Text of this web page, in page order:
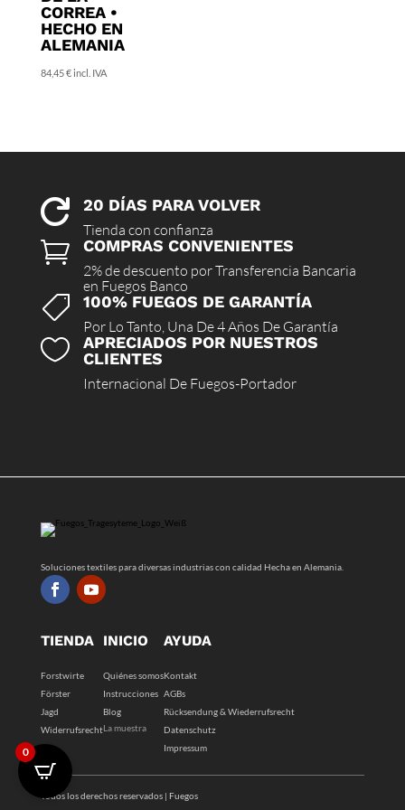
CORREA •
HECHO EN
ALEMANIA
84,45€incl. IVA
 20 DÍAS PARA VOLVER
Tienda con confianza
 COMPRAS CONVENIENTES
2% de descuento por Transferencia Bancaria
en Fuegos Banco
 100% FUEGOS DE GARANTÍA
Por Lo Tanto, Una De 4 Años De Garantía

APRECIADOS POR NUESTROS
CLIENTES
Internacional De Fuegos-Portador
Soluciones textiles para diversas industrias con calidad Hecha en Alemania.
TIENDA
Forstwirte
Förster
Jagd
Widerrufsrecht
INICIO
Quiénes somos
Instrucciones
Blog
La muestra
AYUDA
Kontakt
AGBs
Rücksendung & Wiederrufsrecht
Datenschutz
Impressum
Todos los derechos reservados | Fuegos
0